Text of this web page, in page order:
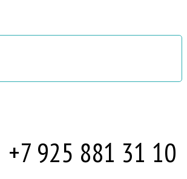
+7 925 881 31 10